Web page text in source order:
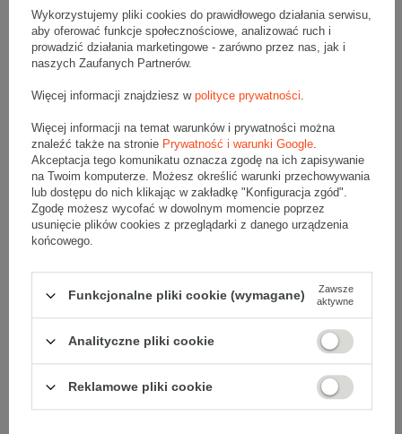
Opis produktu
• zewnętrzne:200x275mm
wewnętrzne 180x265 mm
Materiał:
• gramatura papieru:70g/m2
Dodatkowe:
• producent:VP
Brązowe koperty bąbelkowe są wykonane w 100% z mocnego
Wykorzystujemy pliki cookies do prawidłowego działania serwisu,
aby oferować funkcje społecznościowe, analizować ruch i
prowadzić działania marketingowe - zarówno przez nas, jak i
naszych Zaufanych Partnerów.
Więcej informacji znajdziesz w polityce prywatności.
Więcej informacji na temat warunków i prywatności można
znaleźć także na stronie Prywatność i warunki Google.
Akceptacja tego komunikatu oznacza zgodę na ich zapisywanie
na Twoim komputerze. Możesz określić warunki przechowywania
lub dostępu do nich klikając w zakładkę "Konfiguracja zgód".
Zgodę możesz wycofać w dowolnym momencie poprzez
usunięcie plików cookies z przeglądarki z danego urządzenia
końcowego.
Funkcjonalne pliki cookie (wymagane)
Zawsze
aktywne
Analityczne pliki cookie
Reklamowe pliki cookie